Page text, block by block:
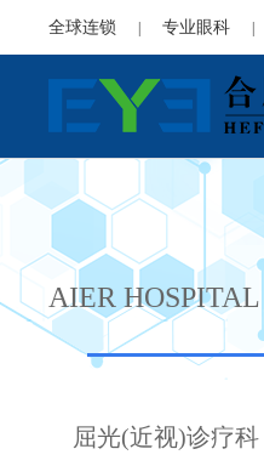
全球连锁 | 专业眼科 |
AIER HOSPITAL
屈光(近视)诊疗科